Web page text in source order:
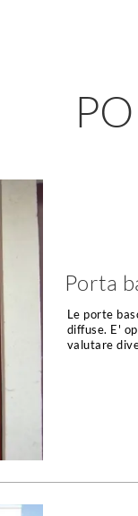
Porta
Le porte
diffuse. E'
valutare